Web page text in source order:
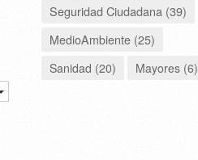
Seguridad Ciudadana (39)
MedioAmbiente (25)
Sanidad (20)
Mayores (6)